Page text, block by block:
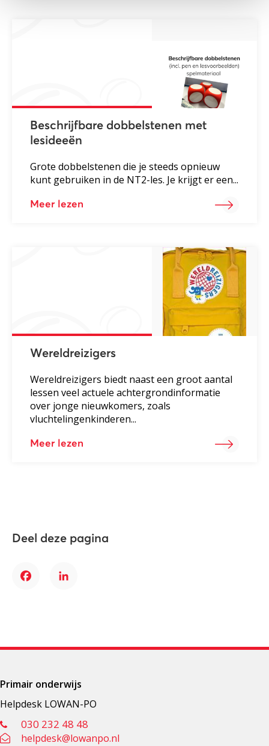
Beschrijfbare dobbelstenen met
lesideeën
Grote dobbelstenen die je steeds opnieuw
kunt gebruiken in de NT2-les. Je krijgt er een...
Meer lezen
Wereldreizigers
Wereldreizigers biedt naast een groot aantal
lessen veel actuele achtergrondinformatie
over jonge nieuwkomers, zoals
vluchtelingenkinderen...
Meer lezen
Deel deze pagina
FacebookLinkedIn
Primair onderwijs
Helpdesk LOWAN-PO
030 232 48 48
helpdesk@lowanpo.nl